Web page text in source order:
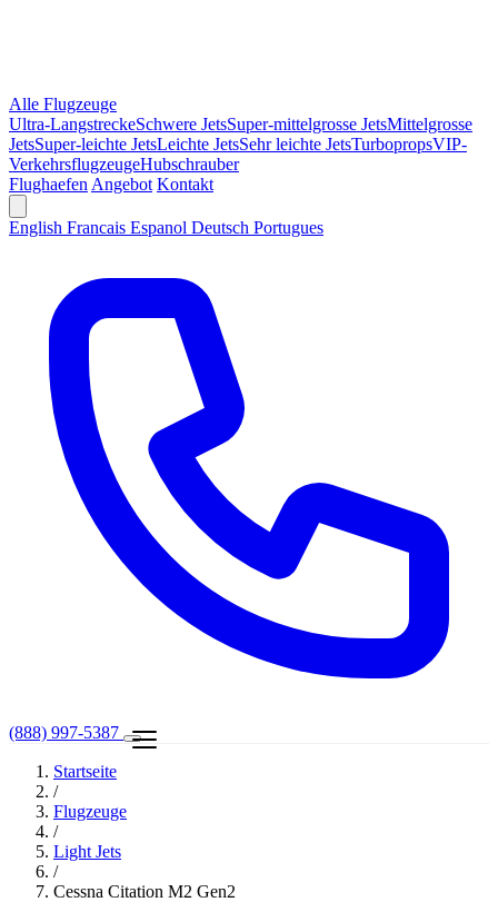
Alle Flugzeuge
Ultra-LangstreckeSchwere JetsSuper-mittelgrosse JetsMittelgrosse
JetsSuper-leichte JetsLeichte JetsSehr leichte JetsTurbopropsVIP-
VerkehrsflugzeugeHubschrauber
Flughaefen Angebot Kontakt
English Francais Espanol Deutsch Portugues
(888) 997-5387
Startseite
/
Flugzeuge
/
Light Jets
/
Cessna Citation M2 Gen2